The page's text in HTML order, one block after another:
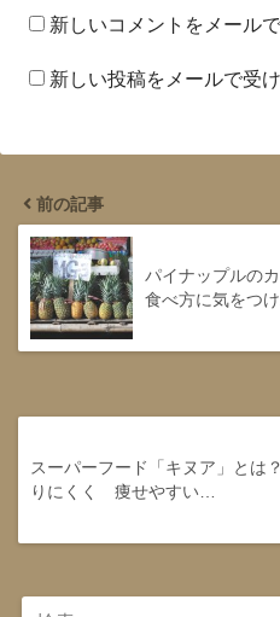
新しいコメントをメール
新しい投稿をメールで受
前の記事
パイナップルの
食べ方に気をつ
スーパーフード「キヌア」とは
りにくく 痩せやすい…